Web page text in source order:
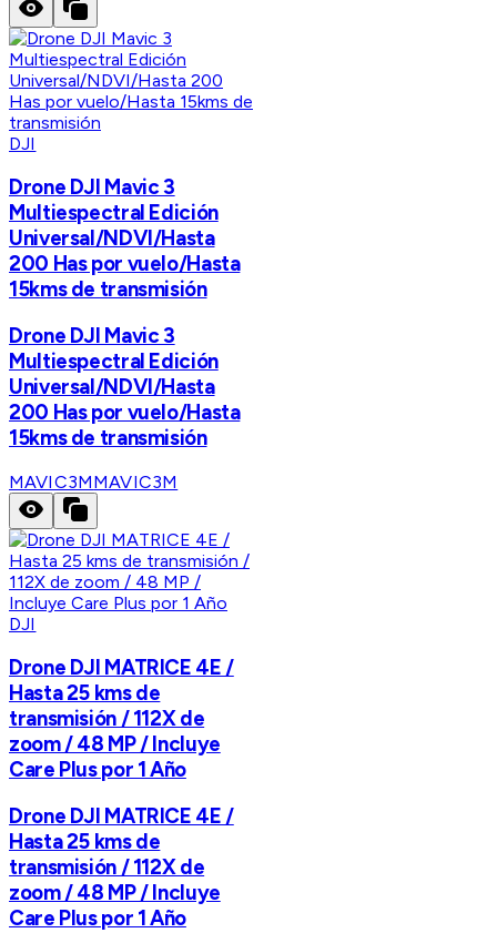
DJI
Drone DJI Mavic 3
Multiespectral Edición
Universal/NDVI/Hasta
200 Has por vuelo/Hasta
15kms de transmisión
Drone DJI Mavic 3
Multiespectral Edición
Universal/NDVI/Hasta
200 Has por vuelo/Hasta
15kms de transmisión
MAVIC3MMAVIC3M
DJI
Drone DJI MATRICE 4E /
Hasta 25 kms de
transmisión / 112X de
zoom / 48 MP / Incluye
Care Plus por 1 Año
Drone DJI MATRICE 4E /
Hasta 25 kms de
transmisión / 112X de
zoom / 48 MP / Incluye
Care Plus por 1 Año